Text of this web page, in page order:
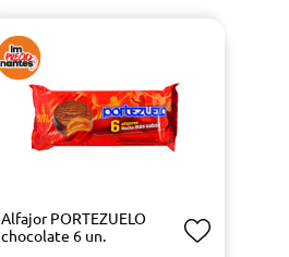
Alfajor PORTEZUELO
chocolate 6 un.